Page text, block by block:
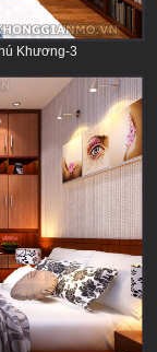
Khương-3